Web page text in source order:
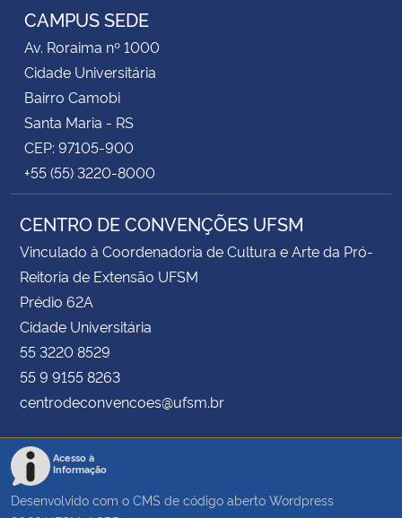
CAMPUS SEDE
Av. Roraima nº 1000
Cidade Universitária
Bairro Camobi
Santa Maria - RS
CEP: 97105-900
+55 (55) 3220-8000
CENTRO DE CONVENÇÕES UFSM
Vinculado à Coordenadoria de Cultura e Arte da Pró-
Reitoria de Extensão UFSM
Prédio 62A
Cidade Universitária
55 3220 8529
55 9 9155 8263
centrodeconvencoes@ufsm.br
Acesso à
Informação
Desenvolvido com o CMS de código aberto Wordpress